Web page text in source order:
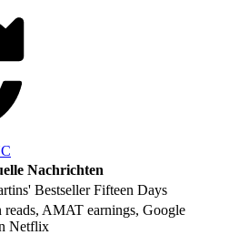
Nachrichten
Bestseller Fifteen Days
AMAT earnings, Google
Netflix